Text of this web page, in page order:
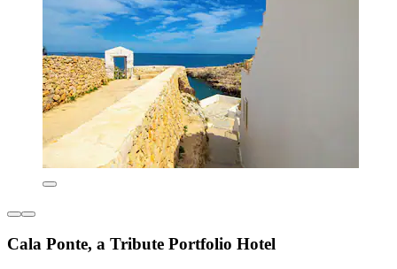
Cala Ponte, a Tribute Portfolio Hotel